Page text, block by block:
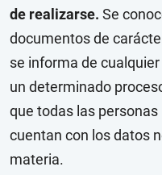
de realizarse. Se
documentos de
se informa de
un determinado
que todas las
cuentan con los datos
materia.